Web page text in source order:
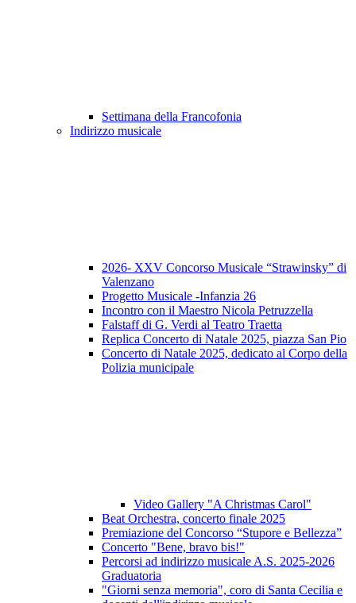
Settimana della Francofonia
Indirizzo musicale
2026- XXV Concorso Musicale “Strawinsky” di
Valenzano
Progetto Musicale -Infanzia 26
Incontro con il Maestro Nicola Petruzzella
Falstaff di G. Verdi al Teatro Traetta
Replica Concerto di Natale 2025, piazza San Pio
Concerto di Natale 2025, dedicato al Corpo della
Polizia municipale
Video Gallery "A Christmas Carol"
Beat Orchestra, concerto finale 2025
Premiazione del Concorso “Stupore e Bellezza”
Concerto "Bene, bravo bis!"
Percorsi ad indirizzo musicale A.S. 2025-2026
Graduatoria
"Giorni senza memoria", coro di Santa Cecilia e